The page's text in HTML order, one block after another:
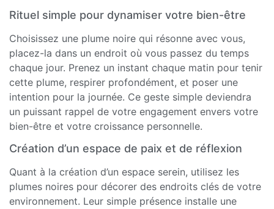
Rituel simple pour dynamiser votre bien-être
Choisissez une plume noire qui résonne avec vous,
placez-la dans un endroit où vous passez du temps
chaque jour. Prenez un instant chaque matin pour tenir
cette plume, respirer profondément, et poser une
intention pour la journée. Ce geste simple deviendra
un puissant rappel de votre engagement envers votre
bien-être et votre croissance personnelle.
Création d’un espace de paix et de réflexion
Quant à la création d’un espace serein, utilisez les
plumes noires pour décorer des endroits clés de votre
environnement. Leur simple présence installe une